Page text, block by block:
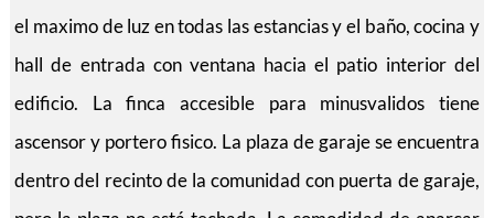
el maximo de luz en todas las estancias y el baño, cocina y
hall de entrada con ventana hacia el patio interior del
edificio. La finca accesible para minusvalidos tiene
ascensor y portero fisico. La plaza de garaje se encuentra
dentro del recinto de la comunidad con puerta de garaje,